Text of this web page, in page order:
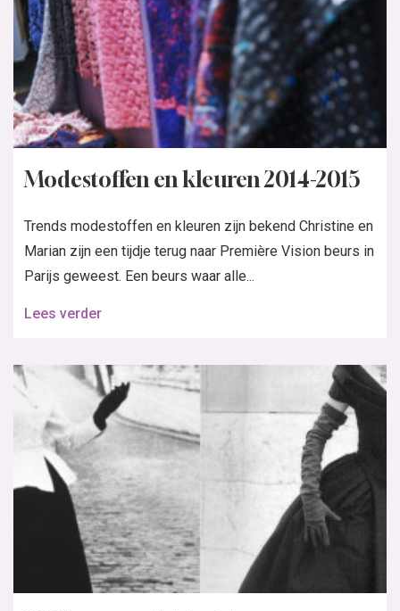
Modestoffen en kleuren 2014-2015
Trends modestoffen en kleuren zijn bekend Christine en
Marian zijn een tijdje terug naar Première Vision beurs in
Parijs geweest. Een beurs waar alle...
Lees verder